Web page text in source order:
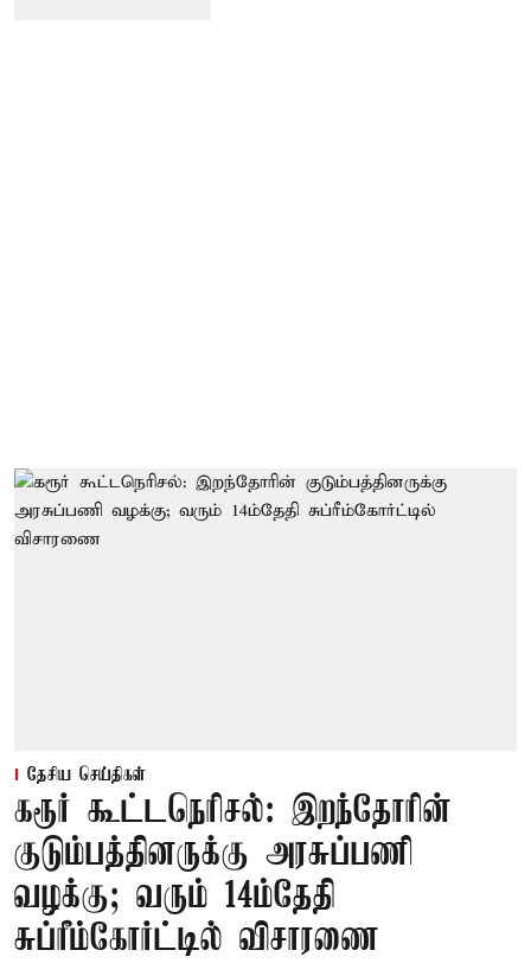
தேசிய செய்திகள்
கரூர் கூட்டநெரிசல்: இறந்தோரின்
குடும்பத்தினருக்கு அரசுப்பணி
வழக்கு; வரும் 14ம்தேதி
சுப்ரீம்கோர்ட்டில் விசாரணை